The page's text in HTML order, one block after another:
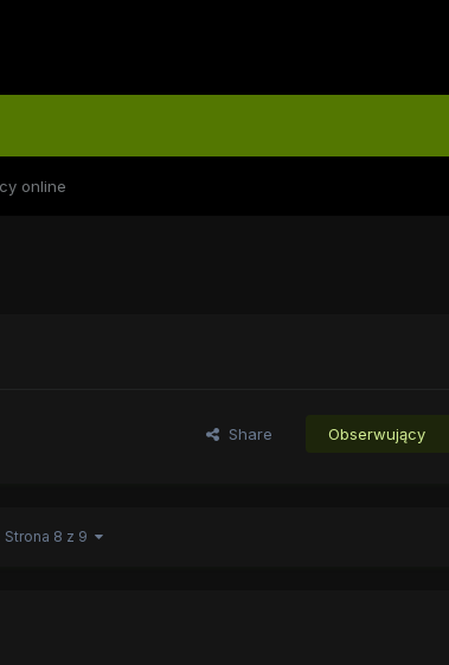
online
Share Obserwujący
Strona 8 z 9